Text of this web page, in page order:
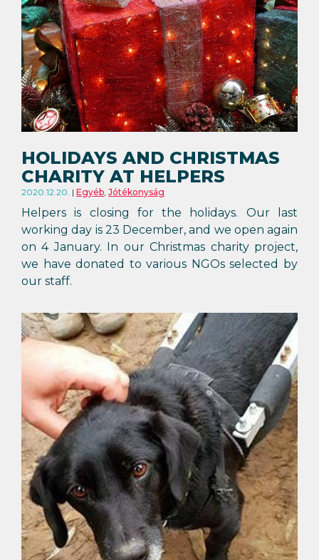
HOLIDAYS AND CHRISTMAS
CHARITY AT HELPERS
2020.12.20. Egyéb, Jótékonyság
Helpers is closing for the holidays. Our last
working day is 23 December, and we open again
on 4 January. In our Christmas charity project,
we have donated to various NGOs selected by
our staff.